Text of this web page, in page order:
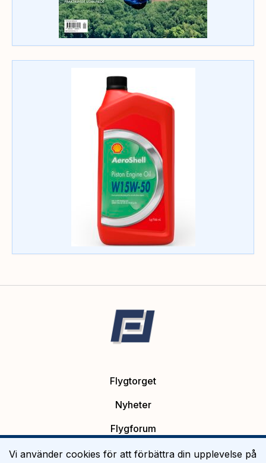
Flygtorget
Nyheter
Flygforum
Platsannonser
Vi använder cookies för att förbättra din upplevelse på